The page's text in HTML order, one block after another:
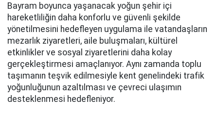
Bayram boyunca yaşanacak yoğun şehir içi
hareketliliğin daha konforlu ve güvenli şekilde
yönetilmesini hedefleyen uygulama ile vatandaşların
mezarlık ziyaretleri, aile buluşmaları, kültürel
etkinlikler ve sosyal ziyaretlerini daha kolay
gerçekleştirmesi amaçlanıyor. Aynı zamanda toplu
taşımanın teşvik edilmesiyle kent genelindeki trafik
yoğunluğunun azaltılması ve çevreci ulaşımın
desteklenmesi hedefleniyor.